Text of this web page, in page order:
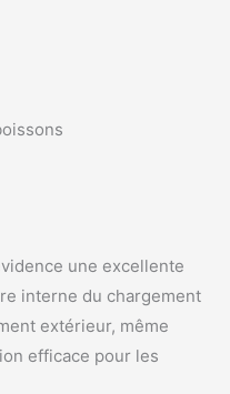
une excellente
interne du chargement
extérieur, même
efficace pour les